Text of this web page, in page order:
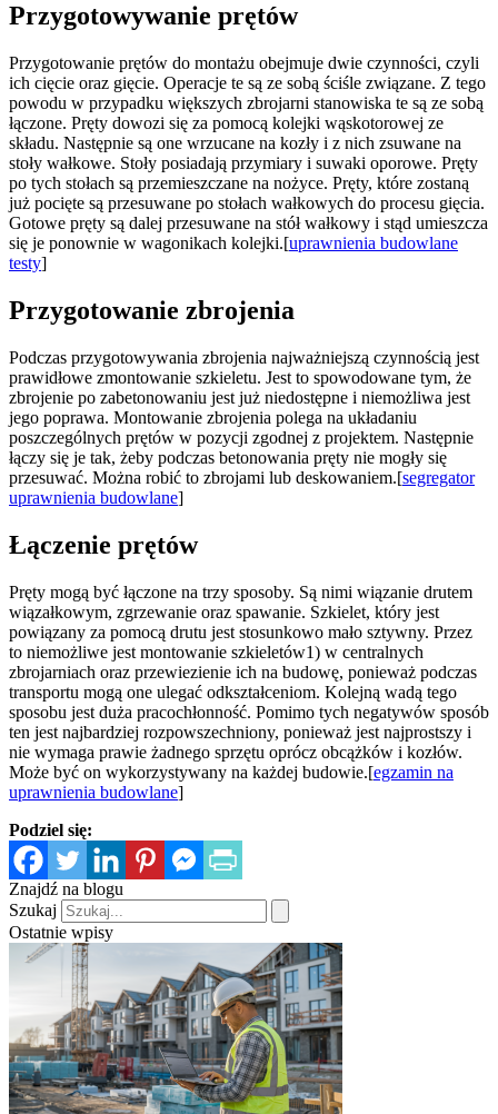
Przygotowywanie prętów
Przygotowanie prętów do montażu obejmuje dwie czynności, czyli
ich cięcie oraz gięcie. Operacje te są ze sobą ściśle związane. Z tego
powodu w przypadku większych zbrojarni stanowiska te są ze sobą
łączone. Pręty dowozi się za pomocą kolejki wąskotorowej ze
składu. Następnie są one wrzucane na kozły i z nich zsuwane na
stoły wałkowe. Stoły posiadają przymiary i suwaki oporowe. Pręty
po tych stołach są przemieszczane na nożyce. Pręty, które zostaną
już pocięte są przesuwane po stołach wałkowych do procesu gięcia.
Gotowe pręty są dalej przesuwane na stół wałkowy i stąd umieszcza
się je ponownie w wagonikach kolejki.[uprawnienia budowlane
testy]
Przygotowanie zbrojenia
Podczas przygotowywania zbrojenia najważniejszą czynnością jest
prawidłowe zmontowanie szkieletu. Jest to spowodowane tym, że
zbrojenie po zabetonowaniu jest już niedostępne i niemożliwa jest
jego poprawa. Montowanie zbrojenia polega na układaniu
poszczególnych prętów w pozycji zgodnej z projektem. Następnie
łączy się je tak, żeby podczas betonowania pręty nie mogły się
przesuwać. Można robić to zbrojami lub deskowaniem.[segregator
uprawnienia budowlane]
Łączenie prętów
Pręty mogą być łączone na trzy sposoby. Są nimi wiązanie drutem
wiązałkowym, zgrzewanie oraz spawanie. Szkielet, który jest
powiązany za pomocą drutu jest stosunkowo mało sztywny. Przez
to niemożliwe jest montowanie szkieletów1) w centralnych
zbrojarniach oraz przewiezienie ich na budowę, ponieważ podczas
transportu mogą one ulegać odkształceniom. Kolejną wadą tego
sposobu jest duża pracochłonność. Pomimo tych negatywów sposób
ten jest najbardziej rozpowszechniony, ponieważ jest najprostszy i
nie wymaga prawie żadnego sprzętu oprócz obcążków i kozłów.
Może być on wykorzystywany na każdej budowie.[egzamin na
uprawnienia budowlane]
Podziel się:
Znajdź na blogu
Szukaj
Ostatnie wpisy